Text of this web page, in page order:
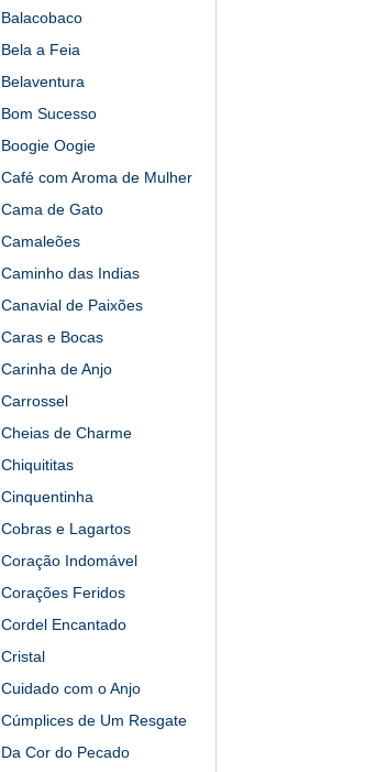
Balacobaco
Bela a Feia
Belaventura
Bom Sucesso
Boogie Oogie
Café com Aroma de Mulher
Cama de Gato
Camaleões
Caminho das Indias
Canavial de Paixões
Caras e Bocas
Carinha de Anjo
Carrossel
Cheias de Charme
Chiquititas
Cinquentinha
Cobras e Lagartos
Coração Indomável
Corações Feridos
Cordel Encantado
Cristal
Cuidado com o Anjo
Cúmplices de Um Resgate
Da Cor do Pecado